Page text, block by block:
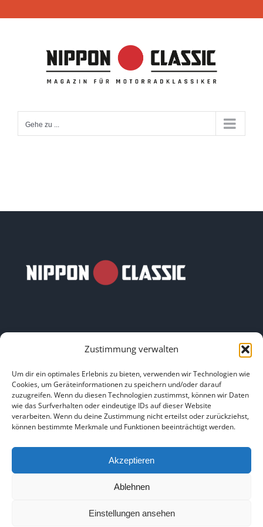
Zustimmung verwalten
Um dir ein optimales Erlebnis zu bieten, verwenden wir Technologien wie
Cookies, um Geräteinformationen zu speichern und/oder darauf
zuzugreifen. Wenn du diesen Technologien zustimmst, können wir Daten
wie das Surfverhalten oder eindeutige IDs auf dieser Website
verarbeiten. Wenn du deine Zustimmung nicht erteilst oder zurückziehst,
können bestimmte Merkmale und Funktionen beeinträchtigt werden.
Akzeptieren
Ablehnen
Einstellungen ansehen
Inhalt
Gehe zu ...
HOME|ÜBER UNS|IMPRESSUM |DATENSCHUTZ
BILDNACHWEISE
Copyright 2025